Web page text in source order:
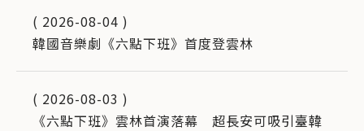
韓國音樂劇《六點下班》首度登雲林
( 2026-08-04 )
《六點下班》雲林首演落幕 超長安可吸引臺韓
( 2026-08-03 )